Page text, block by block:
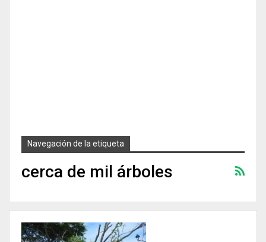
Navegación de la etiqueta
cerca de mil árboles